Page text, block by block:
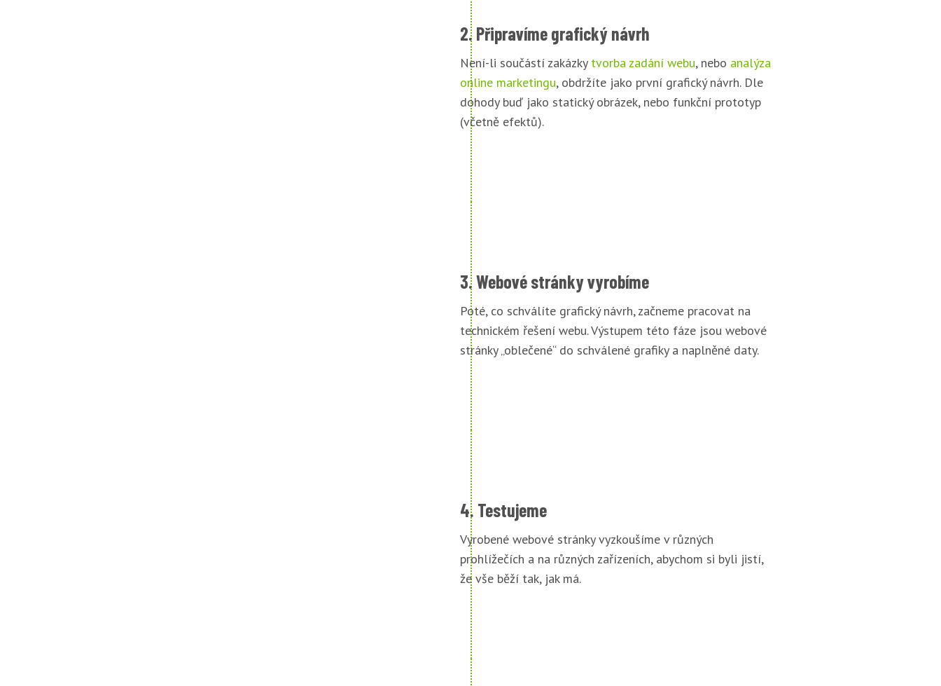
2. Připravíme grafický návrh
Není-li součástí zakázky tvorba zadání webu, nebo analýza
online marketingu, obdržíte jako první grafický návrh. Dle
dohody buď jako statický obrázek, nebo funkční prototyp
(včetně efektů).
3. Webové stránky vyrobíme
Poté, co schválíte grafický návrh, začneme pracovat na
technickém řešení webu. Výstupem této fáze jsou webové
stránky „oblečené“ do schválené grafiky a naplněné daty.
4. Testujeme
Vyrobené webové stránky vyzkoušíme v různých
prohlížečích a na různých zařízeních, abychom si byli jistí,
že vše běží tak, jak má.